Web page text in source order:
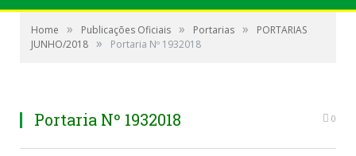
Home » Publicações Oficiais » Portarias »
PORTARIAS
JUNHO/2018 » Portaria Nº 1932018
Portaria Nº 1932018 0